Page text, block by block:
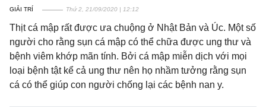
GIẢI TRÍ Thứ 2, 21/09/2020 | 12:12
Thịt cá mập rất được ưa chuộng ở Nhật Bản và Úc. Một số
người cho rằng sụn cá mập có thể chữa được ung thư và
bệnh viêm khớp mãn tính. Bởi cá mập miễn dịch với mọi
loại bệnh tật kể cả ung thư nên họ nhầm tưởng rằng sụn
cá có thể giúp con người chống lại các bệnh nan y.